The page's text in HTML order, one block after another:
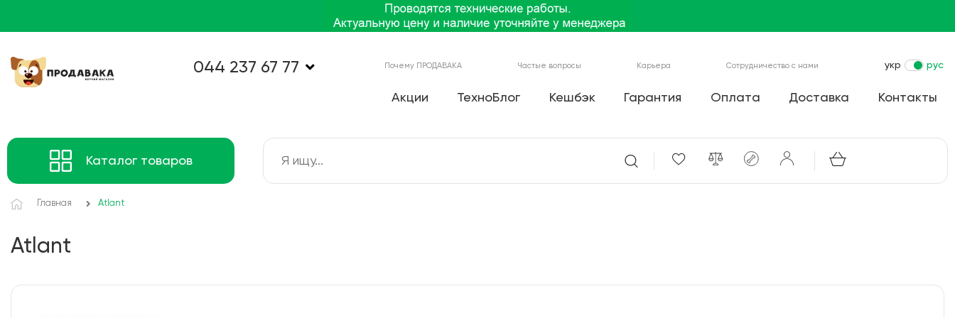
044 237 67 77 Почему ПРОДАВАКА Частые вопросы Карьера Сотрудничество с нами укр рус
Акции ТехноБлог Кешбэк Гарантия Оплата Доставка Контакты
Каталог товаров
Главная Atlant
Atlant